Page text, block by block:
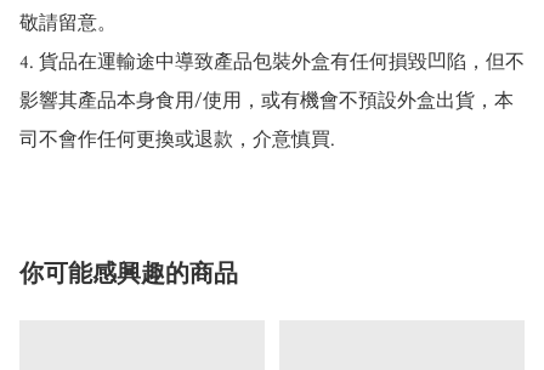
敬請留意。
4. 貨品在運輸途中導致產品包裝外盒有任何損毀凹陷，但不
影響其產品本身食用/使用，或有機會不預設外盒出貨，本
司不會作任何更換或退款，介意慎買.
你可能感興趣的商品